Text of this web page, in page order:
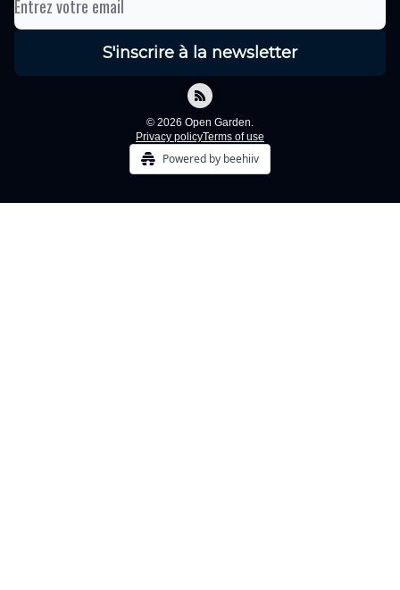
© 2026 Open Garden.
Privacy policyTerms of use
Powered by beehiiv